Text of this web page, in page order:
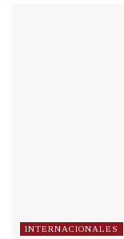
INTERNACIONALES